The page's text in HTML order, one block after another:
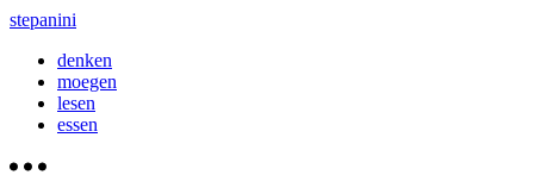
stepanini
denken
moegen
lesen
essen